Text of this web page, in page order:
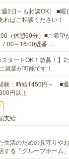
2日～も相談OK） ■曜
ればご相談ください！
（休憩60分）■ご希望
7:00～16:00遅番 …
スタートOK！急募！
就業が可能です！
験：時給1450円～ ■
円以上
支給
生活のための見守りや
する「グループホーム